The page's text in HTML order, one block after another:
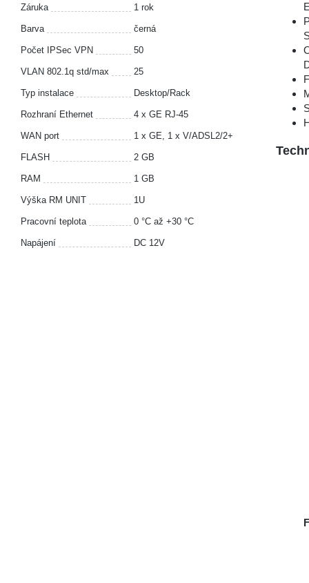
Záruka 1 rok
Barva černá
Počet IPSec VPN 50
VLAN 802.1q std/max 25
Typ instalace Desktop/Rack
Rozhraní Ethernet 4 x GE RJ-45
WAN port 1 x GE, 1 x V/ADSL2/2+
FLASH 2 GB
RAM 1 GB
Výška RM UNIT 1U
Pracovní teplota 0 °С až +30 °С
Napájení DC 12V